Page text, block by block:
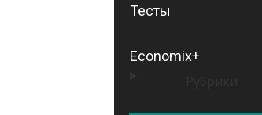
Тесты
Economix+